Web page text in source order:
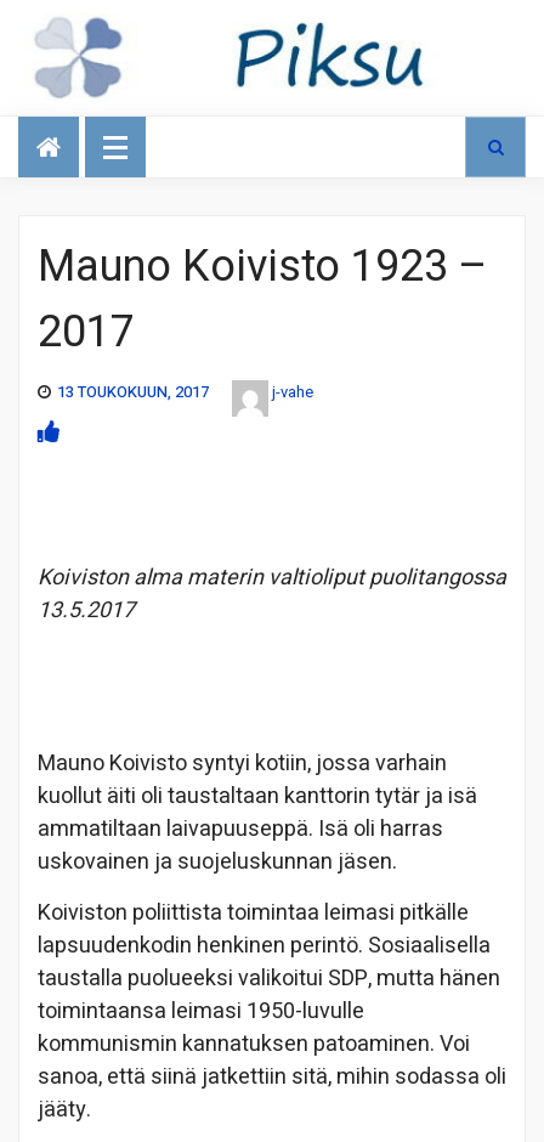
Talous
Mauno Koivisto 1923 –
2017
13 TOUKOKUUN, 2017 j-vahe
Koiviston alma materin valtioliput puolitangossa
13.5.2017
Mauno Koivisto syntyi kotiin, jossa varhain
kuollut äiti oli taustaltaan kanttorin tytär ja isä
ammatiltaan laivapuuseppä. Isä oli harras
uskovainen ja suojeluskunnan jäsen.
Koiviston poliittista toimintaa leimasi pitkälle
lapsuudenkodin henkinen perintö. Sosiaalisella
taustalla puolueeksi valikoitui SDP, mutta hänen
toimintaansa leimasi 1950-luvulle
kommunismin kannatuksen patoaminen. Voi
sanoa, että siinä jatkettiin sitä, mihin sodassa oli
jääty.